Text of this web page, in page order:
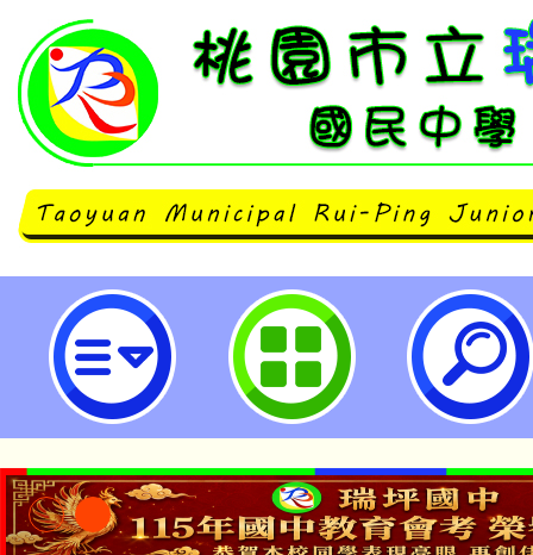
清華高中辦理「114年度暑期軌道
訊-桃園市立瑞坪國民中學